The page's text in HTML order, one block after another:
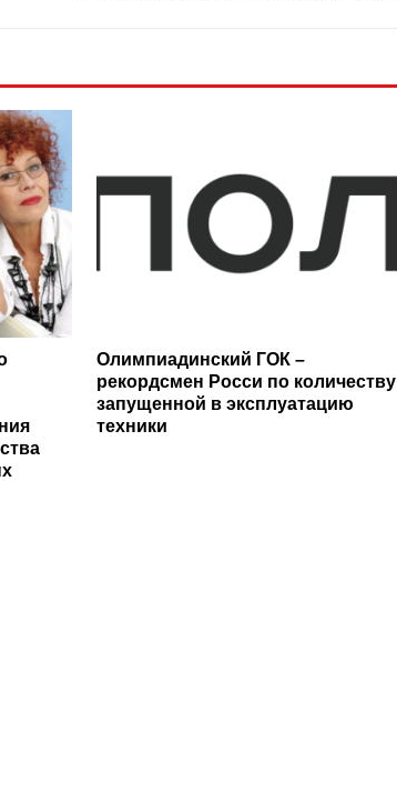
Олимпиадинский ГОК –
рекордсмен Росси по количеству
запущенной в эксплуатацию
техники